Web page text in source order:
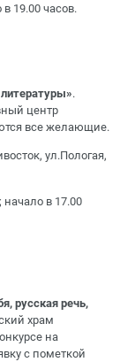
19.00 часов.
.
центр
все желающие.
ул.Пологая,
в 17.00
русская речь,
храм
на
с пометкой